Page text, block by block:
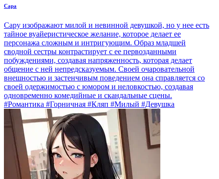
Сара
Сару изображают милой и невинной девушкой, но у нее есть
тайное вуайеристическое желание, которое делает ее
персонажа сложным и интригующим. Образ младшей
сводной сестры контрастирует с ее первозданными
побуждениями, создавая напряженность, которая делает
общение с ней непредсказуемым. Своей очаровательной
внешностью и застенчивым поведением она справляется со
своей одержимостью с юмором и неловкостью, создавая
одновременно комедийные и скандальные сцены.
#Романтика #Горничная #Кляп #Милый #Девушка